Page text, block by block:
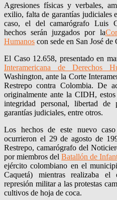
Agresiones físicas y verbales,
exilio, falta de garantías judiciales
caso, el del camarógrafo Luis
hechos serán juzgados por la
Humanos con sede en San José de
El Caso 12.658, presentado en
Interamericana de Derechos
Washington, ante la Corte
Restrepo contra Colombia. De
originalmente ante la CIDH,
integridad personal, libertad
garantías judiciales, entre otros.
Los hechos de este nuevo
ocurrieron el 29 de agosto de
Restrepo, camarógrafo del
por miembros delBatallón de
ejército colombiano en el
Caquetá) mientras realizaba
represión militar a las protestas
cultivos de hoja de coca.